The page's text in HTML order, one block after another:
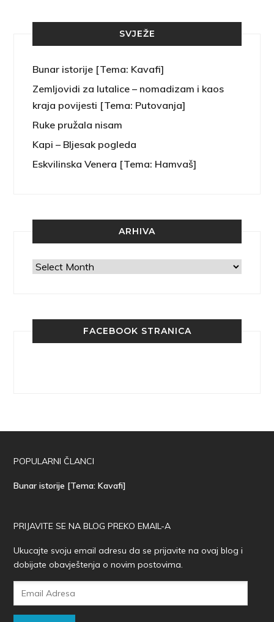
SVJEŽE
Bunar istorije [Tema: Kavafi]
Zemljovidi za lutalice – nomadizam i kaos
kraja povijesti [Tema: Putovanja]
Ruke pružala nisam
Kapi – Bljesak pogleda
Eskvilinska Venera [Tema: Hamvaš]
ARHIVA
Arhiva
FACEBOOK STRANICA
POPULARNI ČLANCI
Bunar istorije [Tema: Kavafi]
PRIJAVITE SE NA BLOG PREKO EMAIL-A
Ukucajte svoju email adresu da se prijavite na ovaj blog i
dobijate obavještenja o novim postovima.